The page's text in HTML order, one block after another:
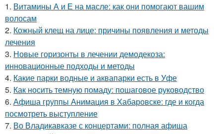
1. Витамины А и Е на масле: как они помогают вашим
волосам
2. Кожный клещ на лице: причины появления и методы
лечения
3. Новые горизонты в лечении демодекоза:
инновационные подходы и методы
4. Какие парки водные и аквапарки есть в Уфе
5. Как носить темную помаду: пошаговое руководство
6. Афиша группы Анимация в Хабаровске: где и когда
посмотреть выступление
7. Во Владикавказе с концертами: полная афиша